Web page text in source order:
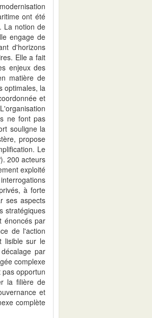
ont été
La notion de
engage de
d'horizons
Elle a fait
enjeux des
matière de
optimales, la
et
ne font pas
souligne la
propose
Le
200 acteurs
exploité
à forte
ses aspects
stratégiques
énoncés par
de l'action
lisible sur le
par
complexe
opportun
la filière de
et
complète